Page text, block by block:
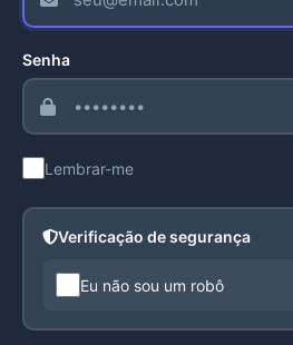
Senha
Lembrar-me
Verificação de segurança
Eu não sou um robô